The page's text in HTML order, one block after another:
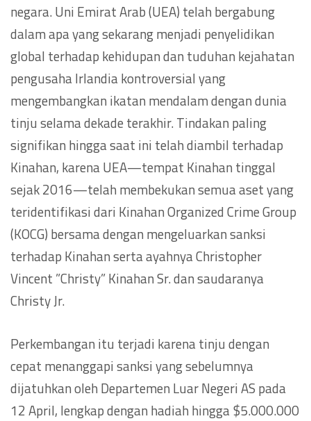
negara. Uni Emirat Arab (UEA) telah bergabung
dalam apa yang sekarang menjadi penyelidikan
global terhadap kehidupan dan tuduhan kejahatan
pengusaha Irlandia kontroversial yang
mengembangkan ikatan mendalam dengan dunia
tinju selama dekade terakhir. Tindakan paling
signifikan hingga saat ini telah diambil terhadap
Kinahan, karena UEA—tempat Kinahan tinggal
sejak 2016—telah membekukan semua aset yang
teridentifikasi dari Kinahan Organized Crime Group
(KOCG) bersama dengan mengeluarkan sanksi
terhadap Kinahan serta ayahnya Christopher
Vincent ”Christy” Kinahan Sr. dan saudaranya
Christy Jr.
Perkembangan itu terjadi karena tinju dengan
cepat menanggapi sanksi yang sebelumnya
dijatuhkan oleh Departemen Luar Negeri AS pada
12 April, lengkap dengan hadiah hingga $5.000.000